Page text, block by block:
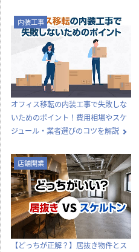
内装工事
オフィス移転の内装工事で失敗しな
いためのポイント！費用相場やスケ
ジュール・業者選びのコツを解説
店舗開業
【どっちが正解？】居抜き物件とス